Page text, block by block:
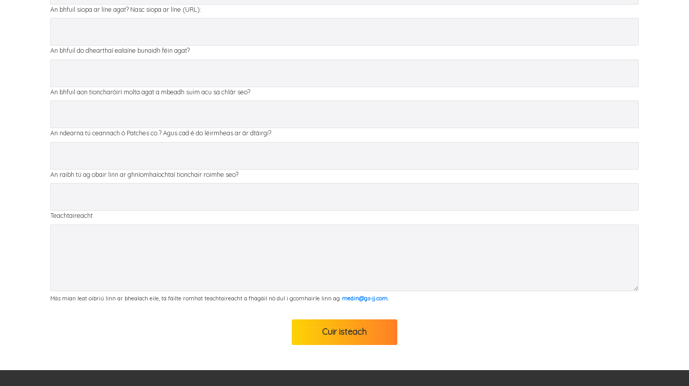
An bhfuil siopa ar líne agat? Nasc siopa ar líne (URL):
An bhfuil do dhearthaí ealaíne bunaidh féin agat?
An bhfuil aon tioncharóirí molta agat a mbeadh suim acu sa chlár seo?
An ndearna tú ceannach ó Patches co.? Agus cad é do léirmheas ar ár dtáirgí?
An raibh tú ag obair linn ar ghníomhaíochtaí tionchair roimhe seo?
Teachtaireacht
Más mian leat oibriú linn ar bhealach eile, tá fáilte romhat teachtaireacht a fhágáil nó dul i gcomhairle linn ag meáin@gs-jj.com.
Cuir isteach